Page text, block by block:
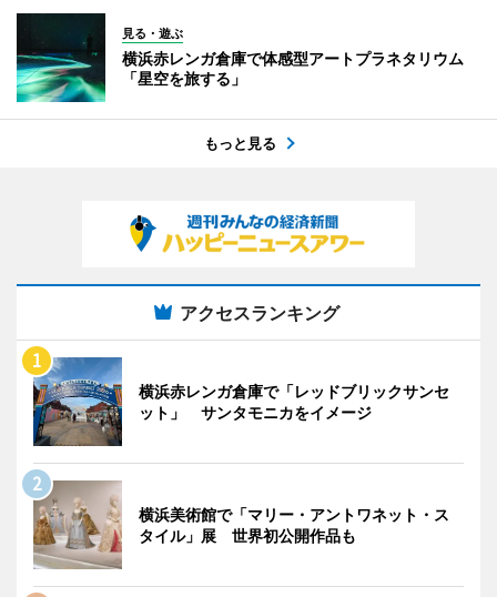
見る・遊ぶ
横浜赤レンガ倉庫で体感型アートプラネタリウム
「星空を旅する」
もっと見る
アクセスランキング
横浜赤レンガ倉庫で「レッドブリックサンセ
ット」 サンタモニカをイメージ
横浜美術館で「マリー・アントワネット・ス
タイル」展 世界初公開作品も